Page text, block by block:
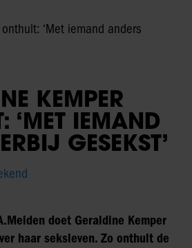
‘Met iemand anders
KEMPER
‘MET IEMAND
GESEKST’
doet Geraldine Kemper
haar seksleven. Zo onthult de